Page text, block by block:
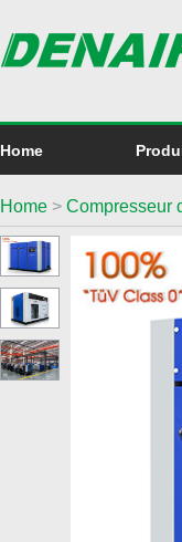
Home
Home > Compresseur